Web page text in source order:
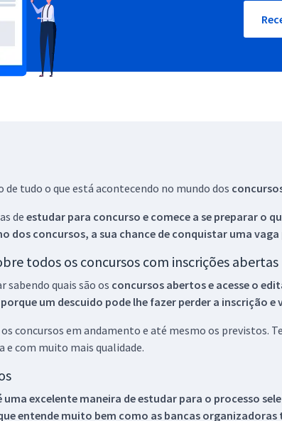
de tudo o que está acontecendo no mundo dos
de estudar para concurso e comece a se preparar o
dosconcursos, a sua chance de conquistar uma vaga
todos os concursos com inscrições abertas
sabendo quais são os concursos abertos e acesse o
um descuido pode lhe fazer perder a inscrição e
concursos em andamento e até mesmo os previstos.
e com muito mais qualidade.
uma excelente maneira de estudar para o processo
entende muito bem como as bancas